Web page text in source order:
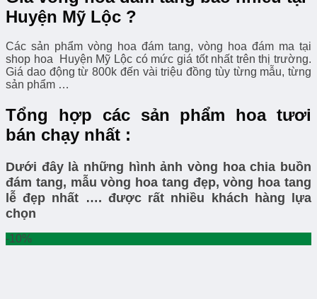
Huyện Mỹ Lộc ?
Các sản phẩm vòng hoa đám tang, vòng hoa đám ma tại
shop hoa Huyện Mỹ Lộc có mức giá tốt nhất trên thị trường.
Giá dao động từ 800k đến vài triệu đồng tùy từng mẫu, từng
sản phẩm …
Tổng hợp các sản phẩm hoa tươi
bán chạy nhất :
Dưới đây là những hình ảnh vòng hoa chia buồn
đám tang, mẫu vòng hoa tang đẹp, vòng hoa tang
lễ đẹp nhất …. được rất nhiều khách hàng lựa
chọn
-10%